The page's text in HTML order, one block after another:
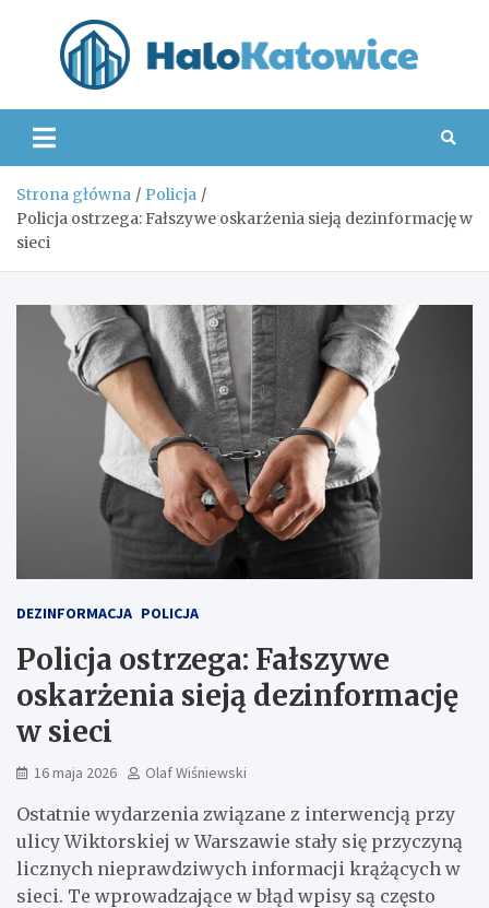
Strona główna
Policja
Policja ostrzega: Fałszywe oskarżenia sieją dezinformację w
sieci
DEZINFORMACJA POLICJA
Policja ostrzega: Fałszywe
oskarżenia sieją dezinformację
w sieci
16 maja 2026 Olaf Wiśniewski
Ostatnie wydarzenia związane z interwencją przy
ulicy Wiktorskiej w Warszawie stały się przyczyną
licznych nieprawdziwych informacji krążących w
sieci. Te wprowadzające w błąd wpisy są często